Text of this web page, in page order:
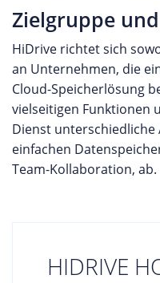
Zielgruppe
HiDrive richtet sich
an Unternehmen, die
Cloud-Speicherlösung
vielseitigen Funktionen
Dienst
einfachen
Team-Kollaboration, ab.
HIDRIVE